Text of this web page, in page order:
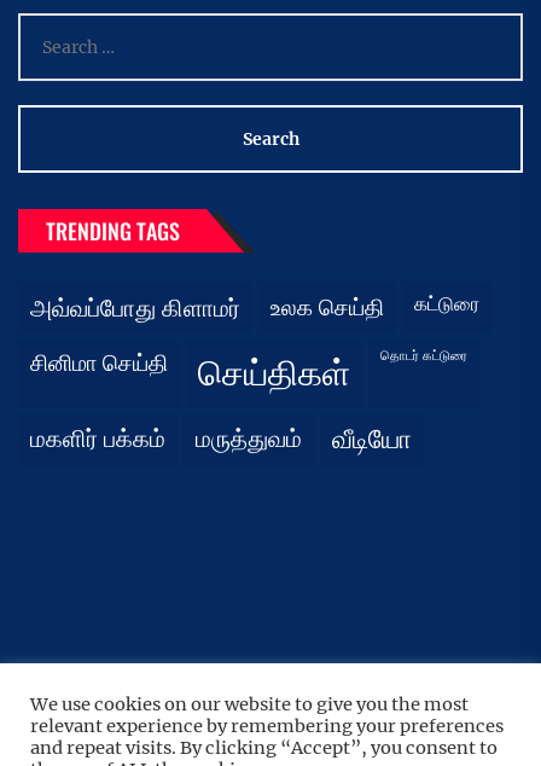
for:
TRENDING TAGS
அவ்வப்போது கிளாமர் உலக செய்தி கட்டுரை
சினிமா செய்தி செய்திகள் தொடர் கட்டுரை
மகளிர் பக்கம் மருத்துவம் வீடியோ
UP↑
Copyright © 2026 நிதர்சனம்.All rights reserved.
We use cookies on our website to give you the most
relevant experience by remembering your preferences
and repeat visits. By clicking “Accept”, you consent to